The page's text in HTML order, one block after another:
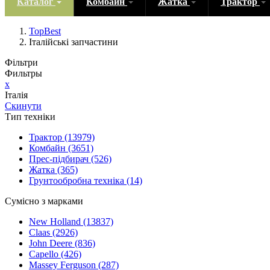
TopBest
Італійські запчастини
Фільтри
Фильтры
x
Італія
Скинути
Тип техніки
Трактор (13979)
Комбайн (3651)
Прес-підбирач (526)
Жатка (365)
Грунтообробна техніка (14)
Сумісно з марками
New Holland (13837)
Claas (2926)
John Deere (836)
Capello (426)
Massey Ferguson (287)